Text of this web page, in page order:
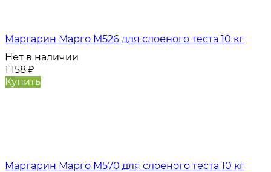
Маргарин Марго М526 для слоеного теста 10 кг
Нет в наличии
1 158 ₽
Купить
Маргарин Марго М570 для слоеного теста 10 кг